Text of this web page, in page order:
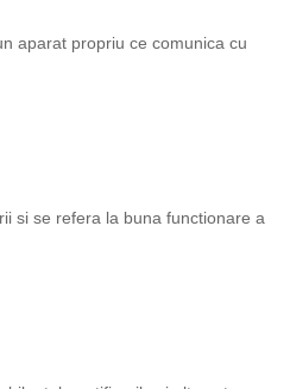
aparat propriu ce comunica cu
si se refera la buna functionare a